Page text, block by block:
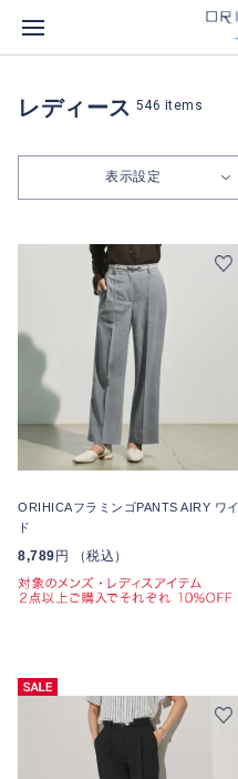
レディース 546 items
表示設定
ORIHICAフラミンゴPANTS AIRY ワイ
ド
8,789円 （税込）